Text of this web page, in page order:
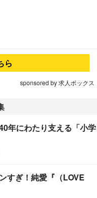
ら
sponsored by 求人ボックス
年にわたり支える「小学
すぎ！純愛『（LOVE